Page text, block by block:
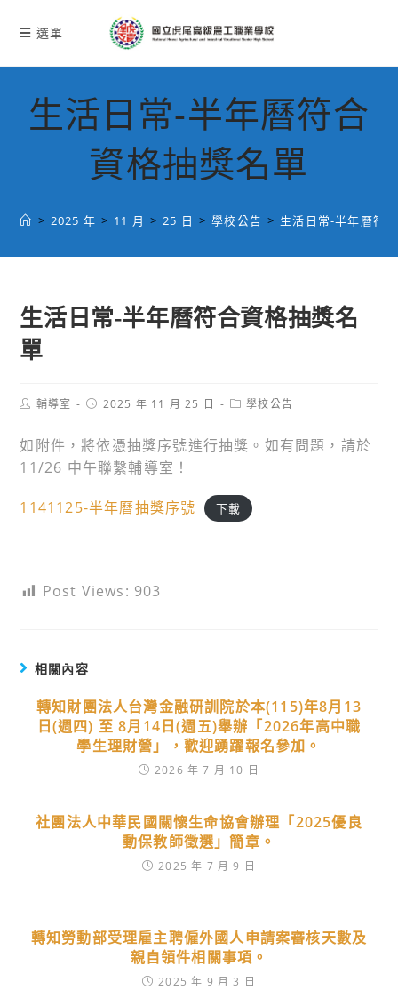
選單
生活日常-半年曆符合
資格抽獎名單
> 2025 年 > 11 月 > 25 日 > 學校公告 > 生活日常-半年曆符
生活日常-半年曆符合資格抽獎名
單
Post輔導室
Post2025 年 11 月 25 日
Post學校公告
如附件，將依憑抽獎序號進行抽獎。如有問題，請於
11/26 中午聯繫輔導室！
1141125-半年曆抽獎序號 下載
Post Views: 903
相關內容
轉知財團法人台灣金融研訓院於本(115)年8月13
日(週四) 至 8月14日(週五)舉辦「2026年高中職
學生理財營」，歡迎踴躍報名參加。
2026 年 7 月 10 日
社團法人中華民國關懷生命協會辦理「2025優良
動保教師徵選」簡章。
2025 年 7 月 9 日
轉知勞動部受理雇主聘僱外國人申請案審核天數及
親自領件相關事項。
2025 年 9 月 3 日